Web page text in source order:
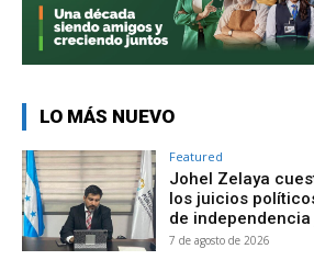
LO MÁS NUEVO
Featured
Johel Zelaya
los juicios
de independencia
7 de agosto de 2026